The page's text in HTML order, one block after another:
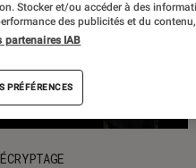
Stocker et/ou accéder à des
des publicités et du
partenaires IAB
PRÉFÉRENCES